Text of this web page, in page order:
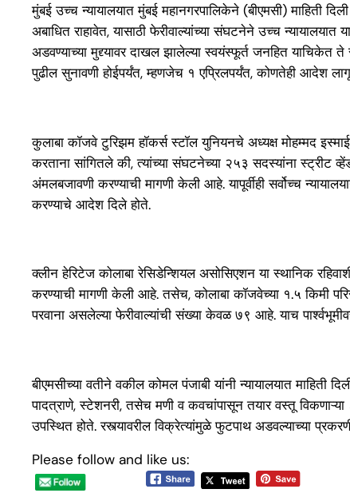
मुंबई उच्च न्यायालयात मुंबई महानगरपालिकेने (बीएमसी) माहिती
अबाधित राहावेत, यासाठी फेरीवाल्यांच्या संघटनेने उच्च
अडवण्याच्या मुद्द्यावर दाखल झालेल्या स्वयंस्फूर्त जनहित याचिकेत ते
पुढील सुनावणी होईपर्यंत, म्हणजेच १ एप्रिलपर्यंत, कोणतेही आदेश
कुलाबा कॉजवे टुरिझम हॉकर्स स्टॉल युनियनचे अध्यक्ष मोहम्मद
करताना सांगितले की, त्यांच्या संघटनेच्या २५३ सदस्यांना स्ट्रीट
अंमलबजावणी करण्याची मागणी केली आहे. यापूर्वीही सर्वोच्च
करण्याचे आदेश दिले होते.
क्लीन हेरिटेज कोलाबा रेसिडेन्शियल असोसिएशन या स्थानिक
करण्याची मागणी केली आहे. तसेच, कोलाबा कॉजवेच्या १.५ किमी
परवाना असलेल्या फेरीवाल्यांची संख्या केवळ ७९ आहे. याच
बीएमसीच्या वतीने वकील कोमल पंजाबी यांनी न्यायालयात माहिती
पादत्राणे, स्टेशनरी, तसेच मणी व कवचांपासून तयार वस्तू
उपस्थित होते. रस्त्यावरील विक्रेत्यांमुळे फुटपाथ अडवल्याच्या
Please follow and like us: